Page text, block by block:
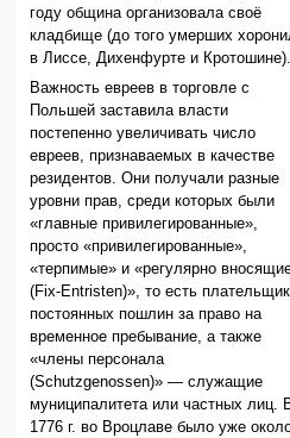
году община организовала своё
кладбище (до того умерших
в Лиссе, Дихенфурте и Кротошине).
Важность евреев в торговле с
Польшей заставила власти
постепенно увеличивать число
евреев, признаваемых в качестве
резидентов. Они получали разные
уровни прав, среди которых были
«главные привилегированные»,
просто «привилегированные»,
«терпимые» и «регулярно
(Fix-Entristen)», то есть
постоянных пошлин за право на
временное пребывание, а также
«члены персонала
(Schutzgenossen)» — служащие
муниципалитета или частных лиц.
1776 г. во Вроцлаве было уже